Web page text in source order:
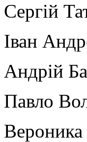
Сергій
Іван
Андрій
Павло